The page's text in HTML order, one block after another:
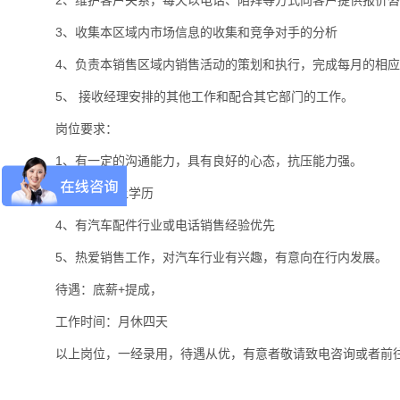
3、收集本区域内市场信息的收集和竞争对手的分析
4、负责本销售区域内销售活动的策划和执行，完成每月的相
5、 接收经理安排的其他工作和配合其它部门的工作。
岗位要求：
1、有一定的沟通能力，具有良好的心态，抗压能力强。
2 、高中以上学历
4、有汽车配件行业或电话销售经验优先
5、热爱销售工作，对汽车行业有兴趣，有意向在行内发展。
待遇：底薪+提成，
工作时间：月休四天
以上岗位，一经录用，待遇从优，有意者敬请致电咨询或者前